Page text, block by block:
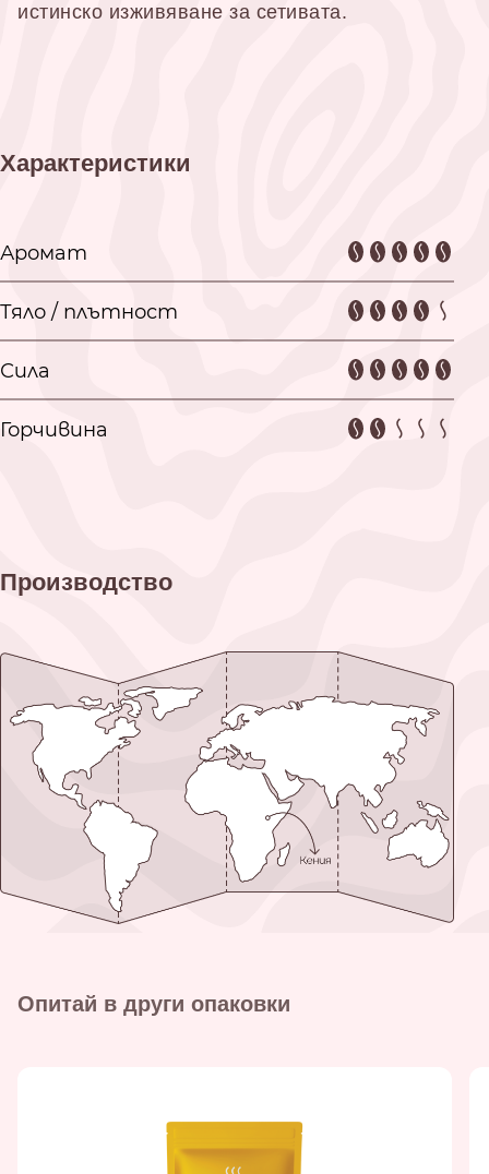
истинско изживяване за сетивата.
Характеристики
Аромат
Тяло / плътност
Сила
Горчивина
Производство
Опитай в други опаковки